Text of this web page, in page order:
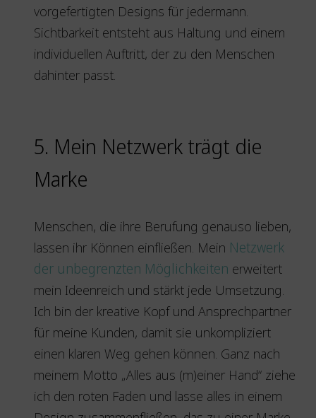
vorgefertigten Designs für jedermann.
Sichtbarkeit entsteht aus Haltung und einem
individuellen Auftritt, der zu den Menschen
dahinter passt.
5. Mein Netzwerk trägt die
Marke
Menschen, die ihre Berufung genauso lieben,
lassen ihr Können einfließen. Mein Netzwerk
der unbegrenzten Möglichkeiten erweitert
mein Ideenreich und stärkt jede Umsetzung.
Ich bin der kreative Kopf und Ansprechpartner
für meine Kunden, damit sie unkompliziert
einen klaren Weg gehen können. Ganz nach
meinem Motto „Alles aus (m)einer Hand“ ziehe
ich den roten Faden und lasse alles in einem